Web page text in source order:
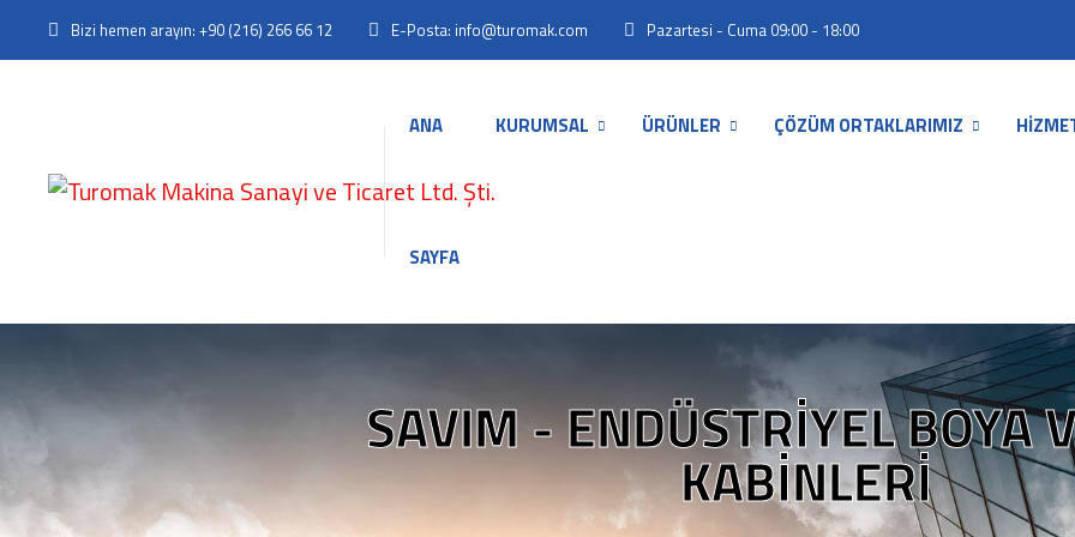
Bizi hemen arayın: +90 (216) 266 66 12 E-Posta: info@turomak.com Pazartesi - Cuma 09:00 - 18:00
ANA
SAYFA
KURUMSAL ÜRÜNLER ÇÖZÜM ORTAKLARIMIZ
SAVIM - ENDÜSTRIYEL BOYA
KABINLERI